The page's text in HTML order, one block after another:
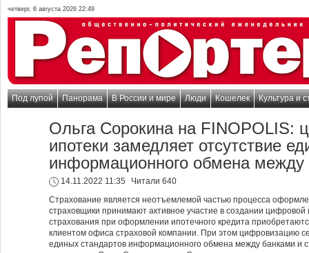
четверг, 6 августа 2026 22:49
Под лупой Панорама В России и мире Люди Кошелек Культура и
Ольга Сорокина на FINOPOLIS:
ипотеки замедляет отсутствие
информационного обмена между
14.11.2022 11:35
Читали 640
Страхование является неотъемлемой частью процесса
страховщики принимают активное участие в создании
страхования при оформлении ипотечного кредита
клиентом офиса страховой компании. При этом цифровизацию
единых стандартов информационного обмена между банками и